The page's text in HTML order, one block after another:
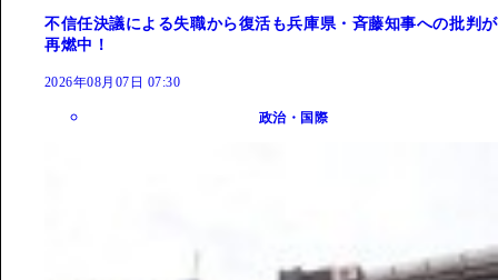
不信任決議による失職から復活も兵庫県・斉藤知事への批判が
再燃中！
2026年08月07日 07:30
政治・国際